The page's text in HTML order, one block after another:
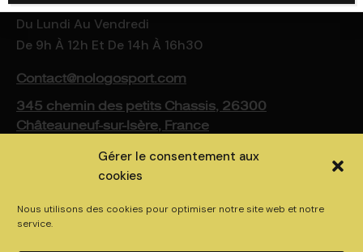
Gérer le consentement aux
cookies
Nous utilisons des cookies pour optimiser notre site web et notre
service.
Du Lundi Au Vendredi
De 9h À 12h Et De 14h À 16h30
Contact@nologosport.com
345 chemin des petits Chassis, 26300
Châteauneuf-sur-Isère, France